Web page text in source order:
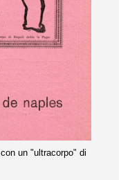
con un "ultracorpo" di